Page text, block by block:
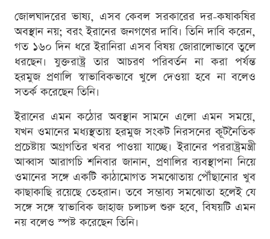
জোলঘাদরের ভাষ্য, এসব কেবল সরকারের দর-কষাকষির
অবস্থান নয়; বরং ইরানের জনগণের দাবি। তিনি দাবি করেন,
গত ১৬০ দিন ধরে ইরানিরা এসব বিষয় জোরালোভাবে তুলে
ধরছেন। যুক্তরাষ্ট্র তার আচরণ পরিবর্তন না করা পর্যন্ত
হরমুজ প্রণালি স্বাভাবিকভাবে খুলে দেওয়া হবে না বলেও
সতর্ক করেছেন তিনি।
ইরানের এমন কঠোর অবস্থান সামনে এলো এমন সময়ে,
যখন ওমানের মধ্যস্থতায় হরমুজ সংকট নিরসনের কূটনৈতিক
প্রচেষ্টায় অগ্রগতির খবর পাওয়া যাচ্ছে। ইরানের পররাষ্ট্রমন্ত্রী
আব্বাস আরাগচি শনিবার জানান, প্রণালির ব্যবস্থাপনা নিয়ে
ওমানের সঙ্গে একটি কাঠামোগত সমঝোতায় পৌঁছানোর খুব
কাছাকাছি রয়েছে তেহরান। তবে সম্ভাব্য সমঝোতা হলেই যে
সঙ্গে সঙ্গে স্বাভাবিক জাহাজ চলাচল শুরু হবে, বিষয়টি এমন
নয় বলেও স্পষ্ট করেছেন তিনি।